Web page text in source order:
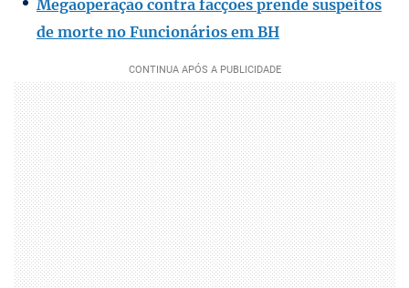
Megaoperação contra facções prende suspeitos
de morte no Funcionários em BH